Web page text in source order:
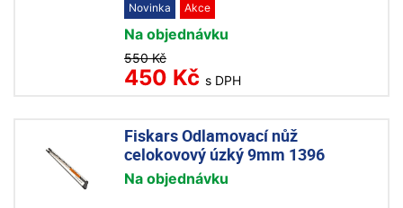
Novinka Akce
Na objednávku
550 Kč
450 Kč s DPH
Fiskars Odlamovací nůž
celokovový úzký 9mm 1396
Na objednávku